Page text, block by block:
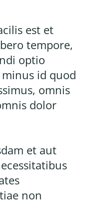
est et
tempore,
optio
id quod
omnis
dolor
et aut
non